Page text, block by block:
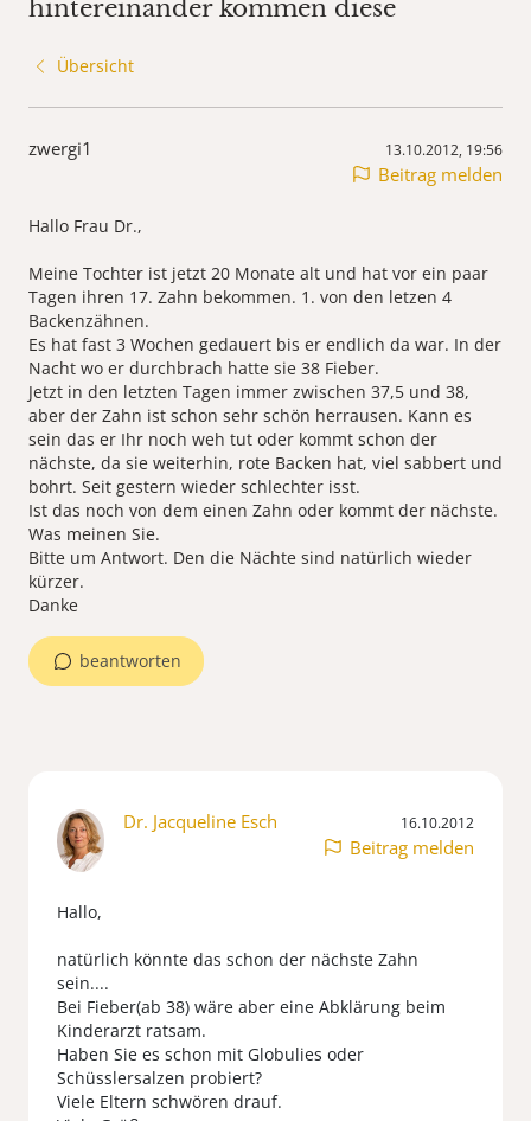
hintereinander kommen diese
Übersicht
zwergi1 13.10.2012, 19:56
Beitrag melden
Hallo Frau Dr.,
Meine Tochter ist jetzt 20 Monate alt und hat vor ein paar
Tagen ihren 17. Zahn bekommen. 1. von den letzen 4
Backenzähnen.
Es hat fast 3 Wochen gedauert bis er endlich da war. In der
Nacht wo er durchbrach hatte sie 38 Fieber.
Jetzt in den letzten Tagen immer zwischen 37,5 und 38,
aber der Zahn ist schon sehr schön herrausen. Kann es
sein das er Ihr noch weh tut oder kommt schon der
nächste, da sie weiterhin, rote Backen hat, viel sabbert und
bohrt. Seit gestern wieder schlechter isst.
Ist das noch von dem einen Zahn oder kommt der nächste.
Was meinen Sie.
Bitte um Antwort. Den die Nächte sind natürlich wieder
kürzer.
Danke
beantworten
Dr. Jacqueline Esch 16.10.2012
Beitrag melden
Hallo,
natürlich könnte das schon der nächste Zahn
sein....
Bei Fieber(ab 38) wäre aber eine Abklärung beim
Kinderarzt ratsam.
Haben Sie es schon mit Globulies oder
Schüsslersalzen probiert?
Viele Eltern schwören drauf.